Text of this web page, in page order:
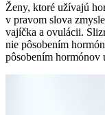
Ženy, ktoré užívajú
v pravom slova
vajíčka a ovulácii.
nie pôsobením
pôsobením hormónov